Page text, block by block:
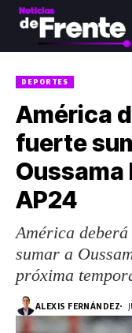
DEPORTES
América
fuerte
Oussama
AP24
América
sumar a
próxima
ALEXIS FERNÁNDEZ